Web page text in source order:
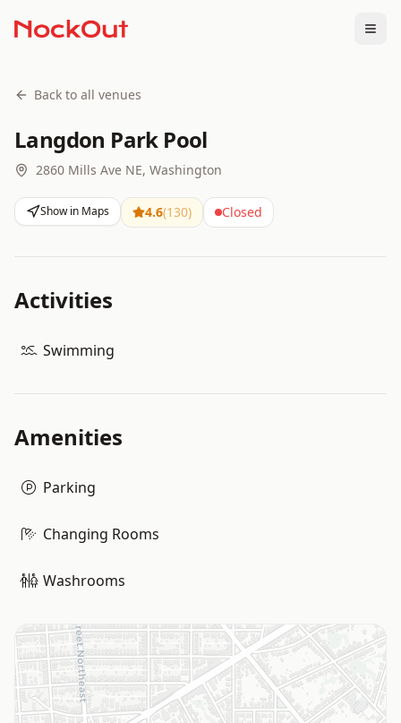
Back to all venues
Langdon Park Pool
2860 Mills Ave NE, Washington
Show in Maps 4.6(130) Closed
Activities
Swimming
Amenities
Parking
Changing Rooms
Washrooms